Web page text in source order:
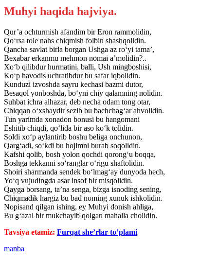
Muhyi haqida hajviya.
Qur’a ochturmish afandim bir Eron rammolidin,
Qo‘rsa tole nahs chiqmish folbin shashqolidin.
Qancha savlat birla borgan Ushga az ro‘yi tama’,
Bexabar erkanmu mehmon nomai a’molidin?..
Xo‘b qilibdur hurmatini, balli, Ush mingboshisi,
Ko‘p havodis uchratibdur bu safar iqbolidin.
Kunduzi izvoshda sayru kechasi bazmi dutor,
Besaqol yonboshda, bo‘yni chiy qalamning nolidin.
Suhbat ichra alhazar, deb necha odam tong otar,
Chiqqan o‘xshaydir sezib bu bachchag‘ar ahvolidin.
Tun yarimda xonadon bonusi bu hangomani
Eshitib chiqdi, qo‘lida bir aso ko‘k tolidin.
Soldi xo‘p aylantirib boshu beliga onchunon,
Qarg‘adi, so‘kdi bu hojimni burab soqolidin.
Kafshi qolib, bosh yolon qochdi qorong‘u boqqa,
Boshga tekkanni so‘ranglar o‘rigu shaftolidin.
Shoiri sharmanda sendek bo‘lmag‘ay dunyoda hech,
Yo‘q vujudingda asar insof bir misqolidin.
Qayga borsang, ta’na senga, bizga isnoding sening,
Chiqmadik hargiz bu bad noming xunuk ishkolidin.
Nopisand qilgan ishing, ey Muhyi donish ahliga,
Bu g‘azal bir mukchayib qolgan mahalla cholidin.
Tavsiya etamiz: Furqat she’rlar to’plami
manba